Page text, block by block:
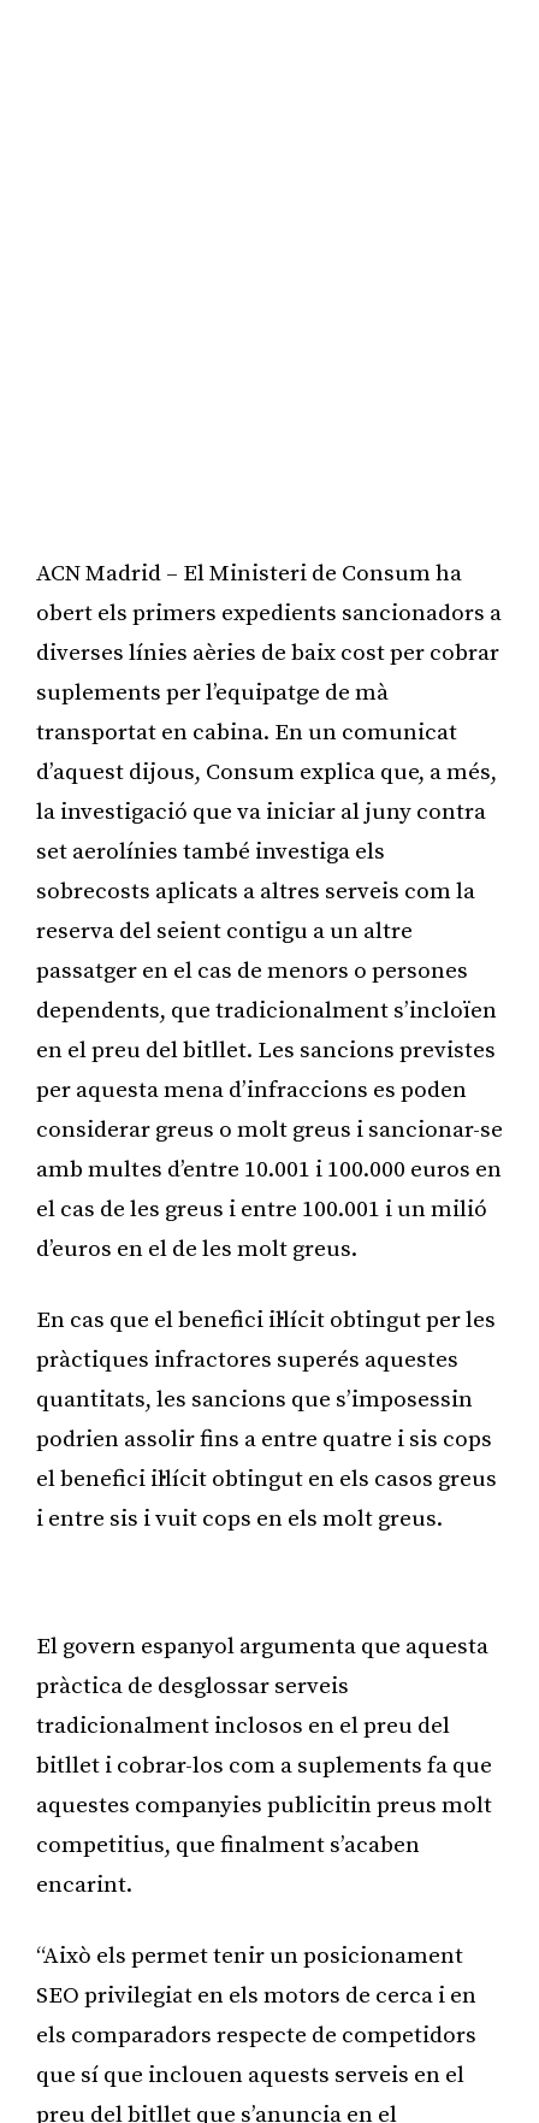
ACN Madrid – El Ministeri de Consum ha
obert els primers expedients sancionadors a
diverses línies aèries de baix cost per cobrar
suplements per l’equipatge de mà
transportat en cabina. En un comunicat
d’aquest dijous, Consum explica que, a més,
la investigació que va iniciar al juny contra
set aerolínies també investiga els
sobrecosts aplicats a altres serveis com la
reserva del seient contigu a un altre
passatger en el cas de menors o persones
dependents, que tradicionalment s’incloïen
en el preu del bitllet. Les sancions previstes
per aquesta mena d’infraccions es poden
considerar greus o molt greus i sancionar-se
amb multes d’entre 10.001 i 100.000 euros en
el cas de les greus i entre 100.001 i un milió
d’euros en el de les molt greus.
En cas que el benefici il·lícit obtingut per les
pràctiques infractores superés aquestes
quantitats, les sancions que s’imposessin
podrien assolir fins a entre quatre i sis cops
el benefici il·lícit obtingut en els casos greus
i entre sis i vuit cops en els molt greus.
El govern espanyol argumenta que aquesta
pràctica de desglossar serveis
tradicionalment inclosos en el preu del
bitllet i cobrar-los com a suplements fa que
aquestes companyies publicitin preus molt
competitius, que finalment s’acaben
encarint.
“Això els permet tenir un posicionament
SEO privilegiat en els motors de cerca i en
els comparadors respecte de competidors
que sí que inclouen aquests serveis en el
preu del bitllet que s’anuncia en el